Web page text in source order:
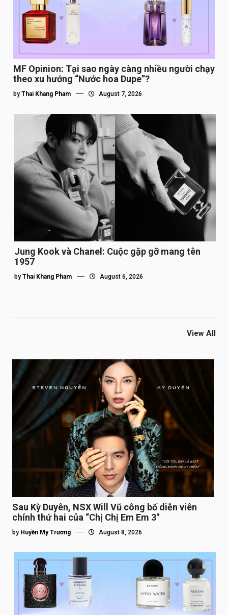
MF Opinion: Tại sao ngày càng nhiều người chạy
theo xu hướng “Nước hoa Dupe”?
by Thai Khang Pham August 7, 2026
Jung Kook và Chanel: Cuộc gặp gỡ mang tên
1957
by Thai Khang Pham August 6, 2026
View All
Sau Kỳ Duyên, NSX Will Vũ công bố diễn viên
chính thứ hai của “Chị Chị Em Em 3″
by Huyền My Trương August 8, 2026